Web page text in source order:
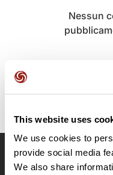
This website uses
We use cookies to
provide social media
We also share
Nessun
OpenRunner